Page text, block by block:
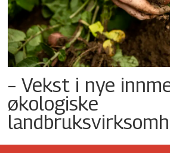
– Vekst i nye
økologiske